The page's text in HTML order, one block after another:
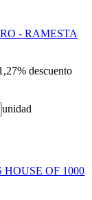
- RAMESTA
descuento
unidad